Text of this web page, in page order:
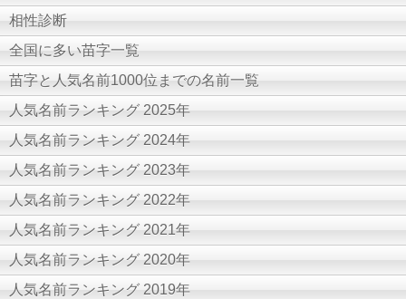
相性診断
全国に多い苗字一覧
苗字と人気名前1000位までの名前一覧
人気名前ランキング 2025年
人気名前ランキング 2024年
人気名前ランキング 2023年
人気名前ランキング 2022年
人気名前ランキング 2021年
人気名前ランキング 2020年
人気名前ランキング 2019年